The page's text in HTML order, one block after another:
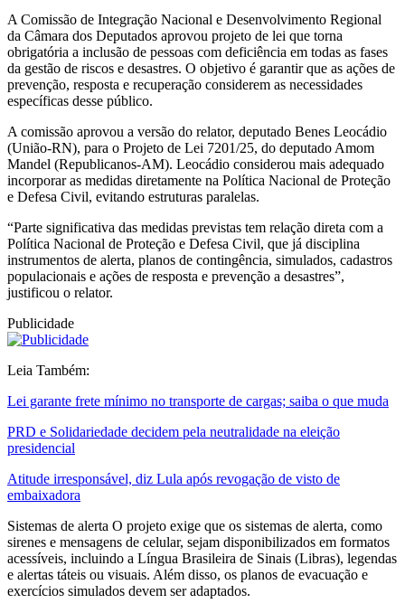
A Comissão de Integração Nacional e Desenvolvimento Regional
da Câmara dos Deputados aprovou projeto de lei que torna
obrigatória a inclusão de pessoas com deficiência em todas as fases
da gestão de riscos e desastres. O objetivo é garantir que as ações de
prevenção, resposta e recuperação considerem as necessidades
específicas desse público.
A comissão aprovou a versão do relator, deputado Benes Leocádio
(União-RN), para o Projeto de Lei 7201/25, do deputado Amom
Mandel (Republicanos-AM). Leocádio considerou mais adequado
incorporar as medidas diretamente na Política Nacional de Proteção
e Defesa Civil, evitando estruturas paralelas.
“Parte significativa das medidas previstas tem relação direta com a
Política Nacional de Proteção e Defesa Civil, que já disciplina
instrumentos de alerta, planos de contingência, simulados, cadastros
populacionais e ações de resposta e prevenção a desastres”,
justificou o relator.
Publicidade
Leia Também:
Lei garante frete mínimo no transporte de cargas; saiba o que muda
PRD e Solidariedade decidem pela neutralidade na eleição
presidencial
Atitude irresponsável, diz Lula após revogação de visto de
embaixadora
Sistemas de alerta O projeto exige que os sistemas de alerta, como
sirenes e mensagens de celular, sejam disponibilizados em formatos
acessíveis, incluindo a Língua Brasileira de Sinais (Libras), legendas
e alertas táteis ou visuais. Além disso, os planos de evacuação e
exercícios simulados devem ser adaptados.